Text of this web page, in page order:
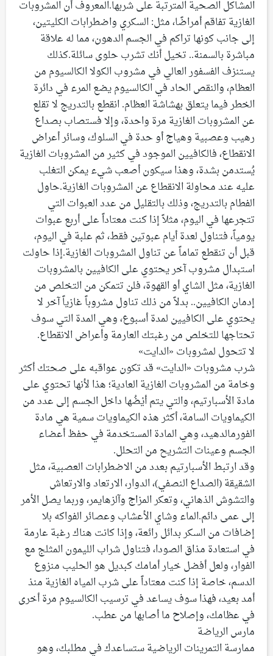
المشاكل الصحية المترتبة على شربها.المعروف أن المشروبات
الغازية تفاقم أمراضًا، مثل: السكري واضطرابات الكليتين،
إلى جانب كونها تراكم في الجسم الدهون، مما له علاقة
مباشرة بالسمنة.. تخيل أنك تشرب حلوى سائلة.كذلك
يستنزف الفسفور العالي في مشروب الكولا الكالسيوم من
العظام، والنقص الحاد في الكالسيوم يضع المرء في دائرة
الخطر فيما يتعلق بهشاشة العظام. انقطع بالتدريج لا تقلع
عن المشروبات الغازية مرة واحدة، وإلا فستصاب بصداع
رهيب وعصبية وهياج أو حدة في السلوك، وسائر أعراض
الانقطاع، فالكافيين الموجود في كثير من المشروبات الغازية
يُستدمن بشدة، وهذا سيكون أصعب شيء يمكن التغلب
عليه عند محاولة الانقطاع عن المشروبات الغازية.حاول
الفطام بالتدريج، وذلك بالتقليل من عدد العبوات التي
تتجرعها في اليوم، مثلاً إذا كنت معتاداً على أربع عبوات
يومياً، فتناول لعدة أيام عبوتين فقط، ثم علبة في اليوم،
قبل أن تنقطع تماماً عن تناول المشروبات الغازية.إذا حاولت
استبدال مشروب آخر يحتوي على الكافيين بالمشروبات
الغازية، مثل الشاي أو القهوة، فلن تتمكن من التخلص من
إدمان الكافيين.. بدلاً من ذلك تناول مشروباً غازياً آخر لا
يحتوي على الكافيين لمدة أسبوع، وهي المدة التي سوف
تحتاجها للتخلص من رغبتك العارمة وأعراض الانقطاع.
لا تتحول لمشروبات «الدايت»
شرب مشروبات «الدايت» قد تكون عواقبه على صحتك أكثر
وخامة من المشروبات الغازية العادية؛ هذا لأنها تحتوي على
مادة الأسبارتيم، والتي يتم أيْضُها داخل الجسم إلى عدد من
الكيماويات السامة، أكثر هذه الكيماويات سمية هي مادة
الفورمالدهيد، وهي المادة المستخدمة في حفظ أعضاء
الجسم وعينات التشريح من التحلل.
وقد ارتبط الأسبارتيم بعدد من الاضطرابات العصبية، مثل
الشقيقة (الصداع النصفي)، الدوار، الارتعاد والارتعاش
والتشوش الذهاني، وتعكر المزاج وآلزهايمر، وربما يصل الأمر
إلى عمى دائم.الماء وشاي الأعشاب وعصائر الفواكه بلا
إضافات من السكر بدائل رائعة، وإذا كانت هناك رغبة عارمة
في استعادة مذاق الصودا، فتناول شراب الليمون المثلج مع
الفوار، ولعل أفضل خيار أمامك كبديل هو الحليب منزوع
الدسم، خاصة إذا كنت معتاداً على شرب المياه الغازية منذ
أمد بعيد، فهذا سوف يساعد في ترسيب الكالسيوم مرة أخرى
في عظامك، وإصلاح ما أصابها من عطب.
مارس الرياضة
ممارسة التمرينات الرياضية ستساعدك في مطلبك، وهو